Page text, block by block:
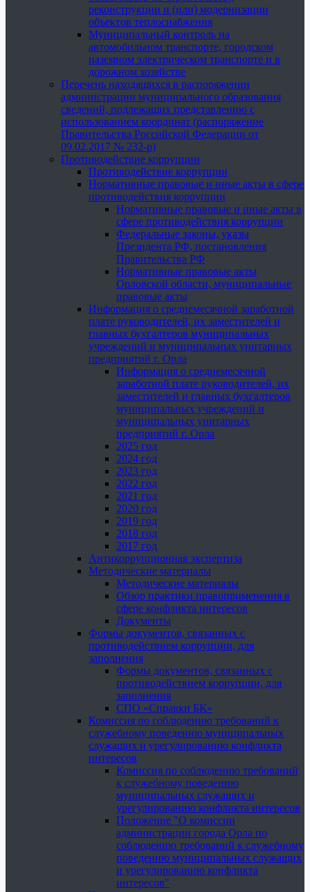
реконструкции и (или) модернизации
объектов теплоснабжения
Муниципальный контроль на
автомобильном транспорте, городском
наземном электрическом транспорте и в
дорожном хозяйстве
Перечень находящихся в распоряжении
администрации муниципального образования
сведений, подлежащих представлению с
использованием координат (распоряжение
Правительства Российской Федерации от
09.02.2017 № 232-р)
Противодействие коррупции
Противодействие коррупции
Нормативные правовые и иные акты в сфере
противодействия коррупции
Нормативные правовые и иные акты в
сфере противодействия коррупции
Федеральные законы, указы
Президента РФ, постановления
Правительства РФ
Нормативные правовые акты
Орловской области, муниципальные
правовые акты
Информация о среднемесячной заработной
плате руководителей, их заместителей и
главных бухгалтеров муниципальных
учреждений и муниципальных унитарных
предприятий г. Орла
Информация о среднемесячной
заработной плате руководителей, их
заместителей и главных бухгалтеров
муниципальных учреждений и
муниципальных унитарных
предприятий г. Орла
2025 год
2024 год
2023 год
2022 год
2021 год
2020 год
2019 год
2018 год
2017 год
Антикоррупционная экспертиза
Методические материалы
Методические материалы
Обзор практики правоприменения в
сфере конфликта интересов
Документы
Формы документов, связанных с
противодействием коррупции, для
заполнения
Формы документов, связанных с
противодействием коррупции, для
заполнения
СПО «Справки БК»
Комиссия по соблюдению требований к
служебному поведению муниципальных
служащих и урегулированию конфликта
интересов
Комиссия по соблюдению требований
к служебному поведению
муниципальных служащих и
урегулированию конфликта интересов
Положение "О комиссии
администрации города Орла по
соблюдению требований к служебному
поведению муниципальных служащих
и урегулированию конфликта
интересов"